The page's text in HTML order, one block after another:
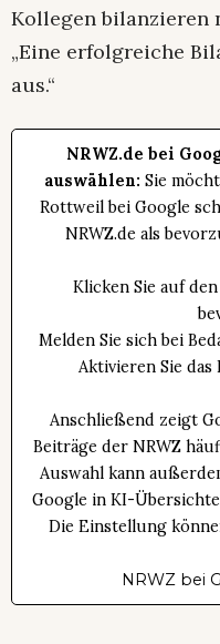
Kollegen bilanzieren
„Eine erfolgreiche
aus.“
NRWZ.de bei
auswählen: Sie
Rottweil bei Google
NRWZ.de als
Klicken Sie auf
Melden Sie sich bei
Aktivieren Sie das
Anschließend zeigt
Beiträge der NRWZ
Auswahl kann
Google in KI-
Die Einstellung
NRWZ bei